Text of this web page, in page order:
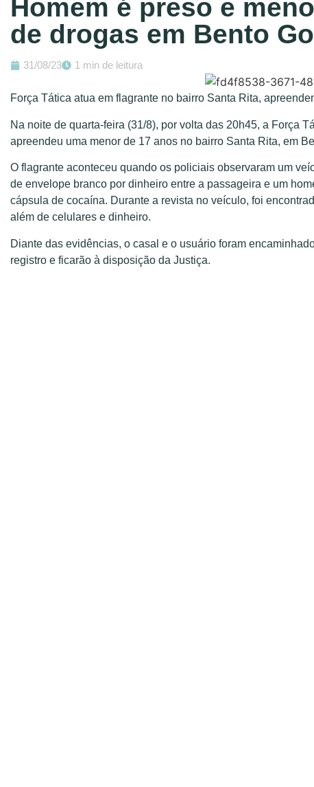
Homem é preso e
de drogas em Bento
31/08/23 1 min de leitura
Força Tática atua em flagrante no bairro Santa Rita,
Na noite de quarta-feira (31/8), por volta das 20h45, a Força
apreendeu uma menor de 17 anos no bairro Santa Rita, em
O flagrante aconteceu quando os policiais observaram um
de envelope branco por dinheiro entre a passageira e um
cápsula de cocaína. Durante a revista no veículo, foi
além de celulares e dinheiro.
Diante das evidências, o casal e o usuário foram
registro e ficarão à disposição da Justiça.